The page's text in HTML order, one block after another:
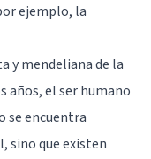
ejemplo, la
y mendeliana de la
años, el ser humano
se encuentra
sino que existen